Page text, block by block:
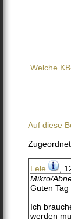
Welche
Auf diese
Lele
,
Mikro/
Guten Tag
Ich
werden